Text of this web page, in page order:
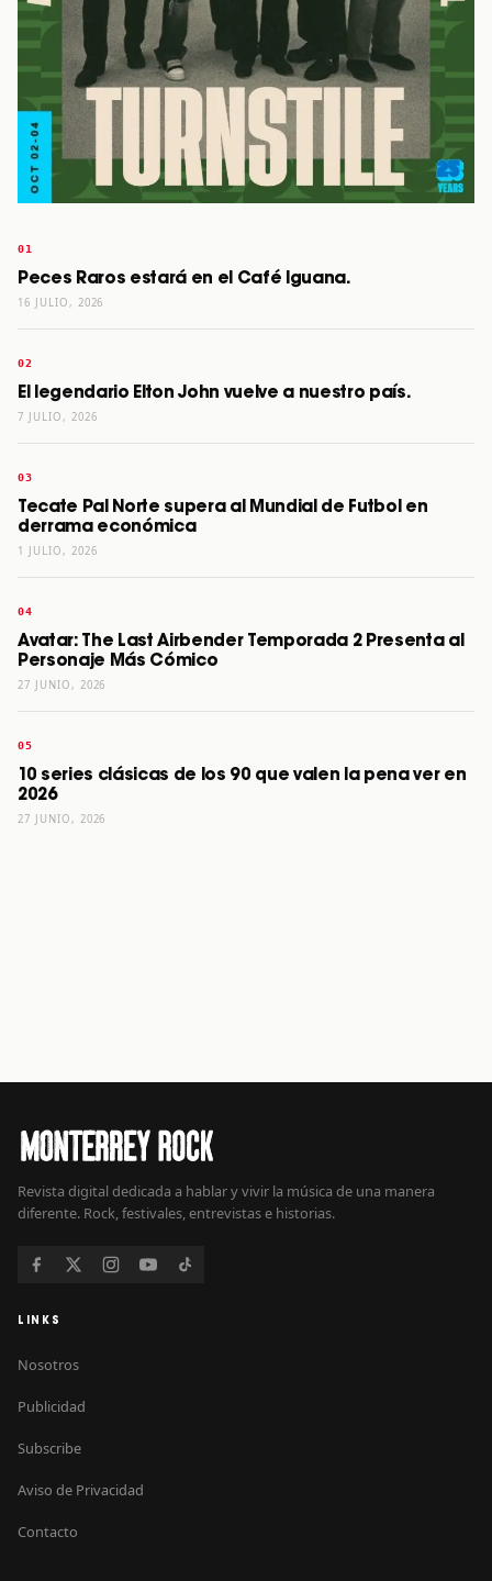
Peces Raros estará en el Café Iguana.
16 JULIO, 2026
El legendario Elton John vuelve a nuestro país.
7 JULIO, 2026
Tecate Pal Norte supera al Mundial de Futbol en
derrama económica
1 JULIO, 2026
Avatar: The Last Airbender Temporada 2 Presenta al
Personaje Más Cómico
27 JUNIO, 2026
10 series clásicas de los 90 que valen la pena ver en
2026
27 JUNIO, 2026
Revista digital dedicada a hablar y vivir la música de una manera
diferente. Rock, festivales, entrevistas e historias.
LINKS
Nosotros
Publicidad
Subscribe
Aviso de Privacidad
Contacto